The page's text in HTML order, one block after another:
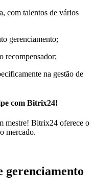
com talentos de vários
gerenciamento;
recompensador;
na gestão de
com Bitrix24!
mestre! Bitrix24 oferece o
mercado.
gerenciamento